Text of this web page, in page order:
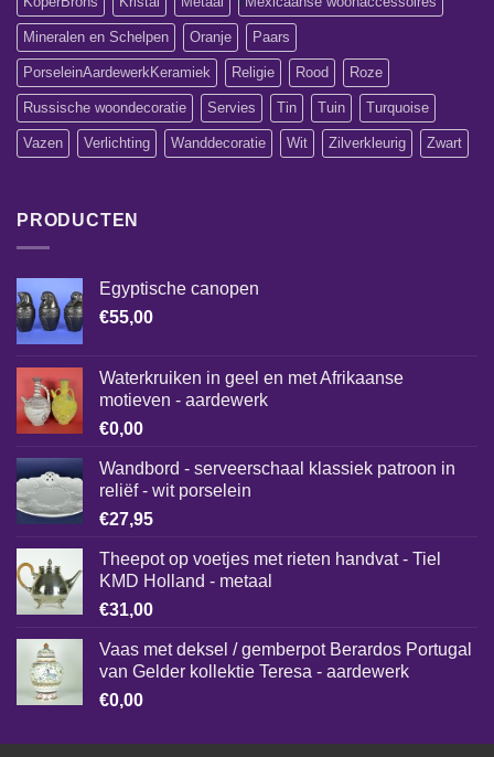
Mineralen en Schelpen Oranje Paars
PorseleinAardewerkKeramiek Religie Rood Roze
Russische woondecoratie Servies Tin Tuin Turquoise
Vazen Verlichting Wanddecoratie Wit Zilverkleurig Zwart
PRODUCTEN
Egyptische canopen
€55,00
Waterkruiken in geel en met Afrikaanse
motieven - aardewerk
€0,00
Wandbord - serveerschaal klassiek patroon in
reliëf - wit porselein
€27,95
Theepot op voetjes met rieten handvat - Tiel
KMD Holland - metaal
€31,00
Vaas met deksel / gemberpot Berardos Portugal
van Gelder kollektie Teresa - aardewerk
€0,00